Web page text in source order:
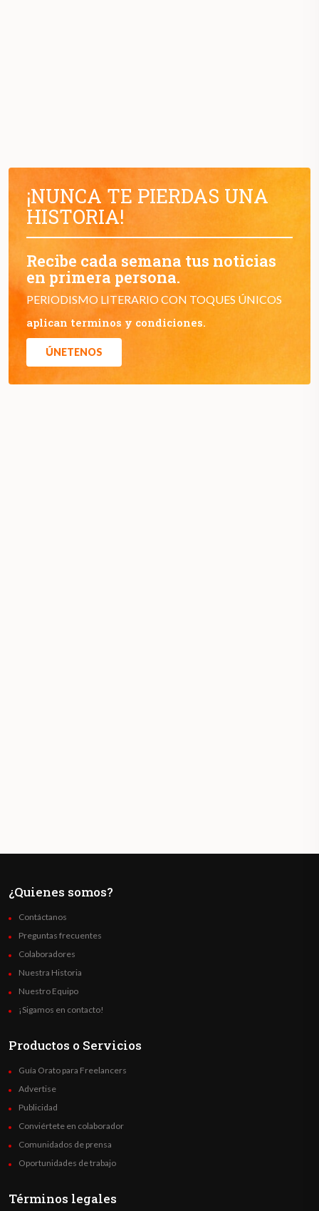
¡NUNCA TE PIERDAS UNA
HISTORIA!
Recibe cada semana tus noticias
en primera persona.
PERIODISMO LITERARIO CON TOQUES ÚNICOS
aplican terminos y condiciones.
ÚNETENOS
¿Quienes somos?
Contáctanos
Preguntas frecuentes
Colaboradores
Nuestra Historia
Nuestro Equipo
¡Sigamos en contacto!
Productos o Servicios
Guía Orato para Freelancers
Advertise
Publicidad
Conviértete en colaborador
Comunidados de prensa
Oportunidades de trabajo
Términos legales